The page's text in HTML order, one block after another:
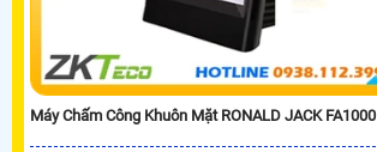
Máy Chấm Công Khuôn Mặt RONALD JACK FA1000